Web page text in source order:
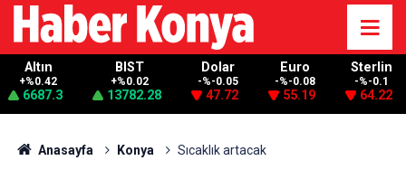
Altın
+%0.42
6687.3
BIST
+%0.02
13782.28
Dolar
-%-0.05
47.72
Euro
-%-0.08
55.19
Sterlin
-%-0.1
64.22
Anasayfa Konya Sıcaklık artacak